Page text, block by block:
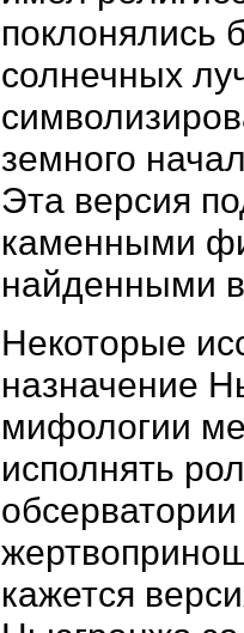
поклонялись
солнечных
земного
Эта версия
каменными
найденными
Некоторые
назначение
мифологии
исполнять
кажется